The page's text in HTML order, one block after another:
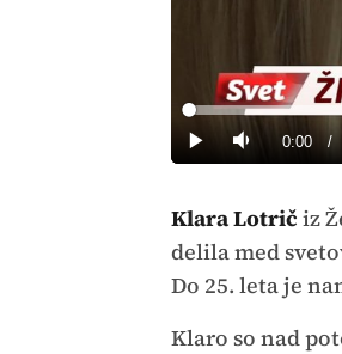
PredvajajTiho Current
0:00 /
Loaded:
0%
Klara Lotrič iz
delila med
Do 25. leta je
Klaro so nad